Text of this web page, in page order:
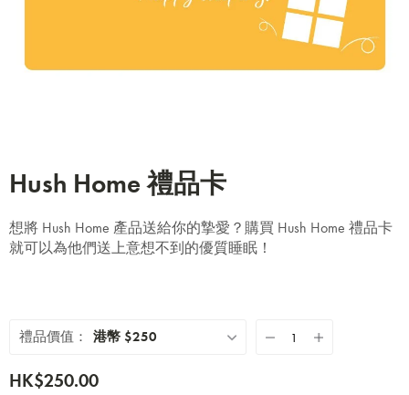
Hush Home 禮品卡
想將 Hush Home 產品送給你的摯愛？購買 Hush Home 禮品卡
就可以為他們送上意想不到的優質睡眠！
禮品價值： 港幣 $250
HK$250.00